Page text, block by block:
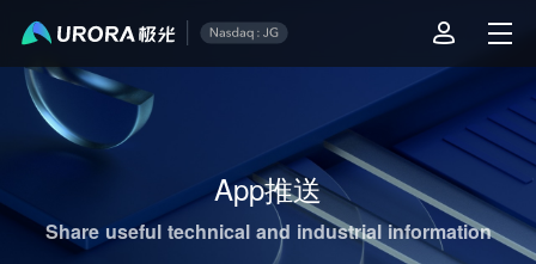
App推送
Share useful technical and industrial information